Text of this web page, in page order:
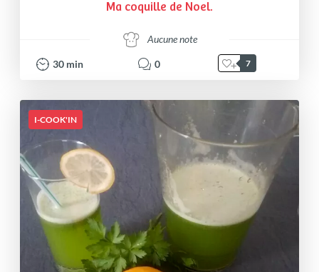
Ma coquille de Noel.
Aucune note
30 min 0 7
I-COOK'IN